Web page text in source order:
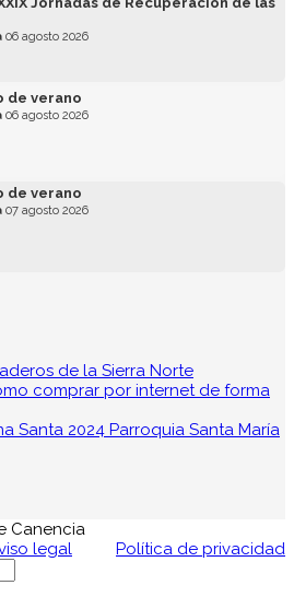
06 agosto 2026
de verano
06 agosto 2026
de verano
07 agosto 2026
de la Sierra Norte
comprar por internet de forma
Santa 2024 Parroquia Santa María
Canencia
legal
Política de privacidad